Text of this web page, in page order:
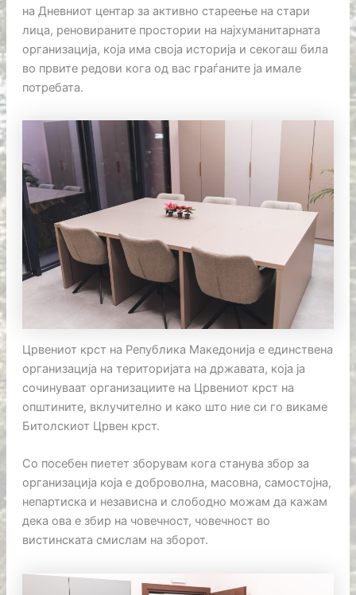
на Дневниот центар за активно стареење на стари
лица, реновираните простории на најхуманитарната
организација, која има своја историја и секогаш била
во првите редови кога од вас граѓаните ја имале
потребата.
Црвениот крст на Република Македонија е единствена
организација на територијата на државата, која ја
сочинуваат организациите на Црвениот крст на
општините, вклучително и како што ние си го викаме
Битолскиот Црвен крст.
Со посебен пиетет зборувам кога станува збор за
организација која е доброволна, масовна, самостојна,
непартиска и независна и слободно можам да кажам
дека ова е збир на човечност, човечност во
вистинската смислам на зборот.